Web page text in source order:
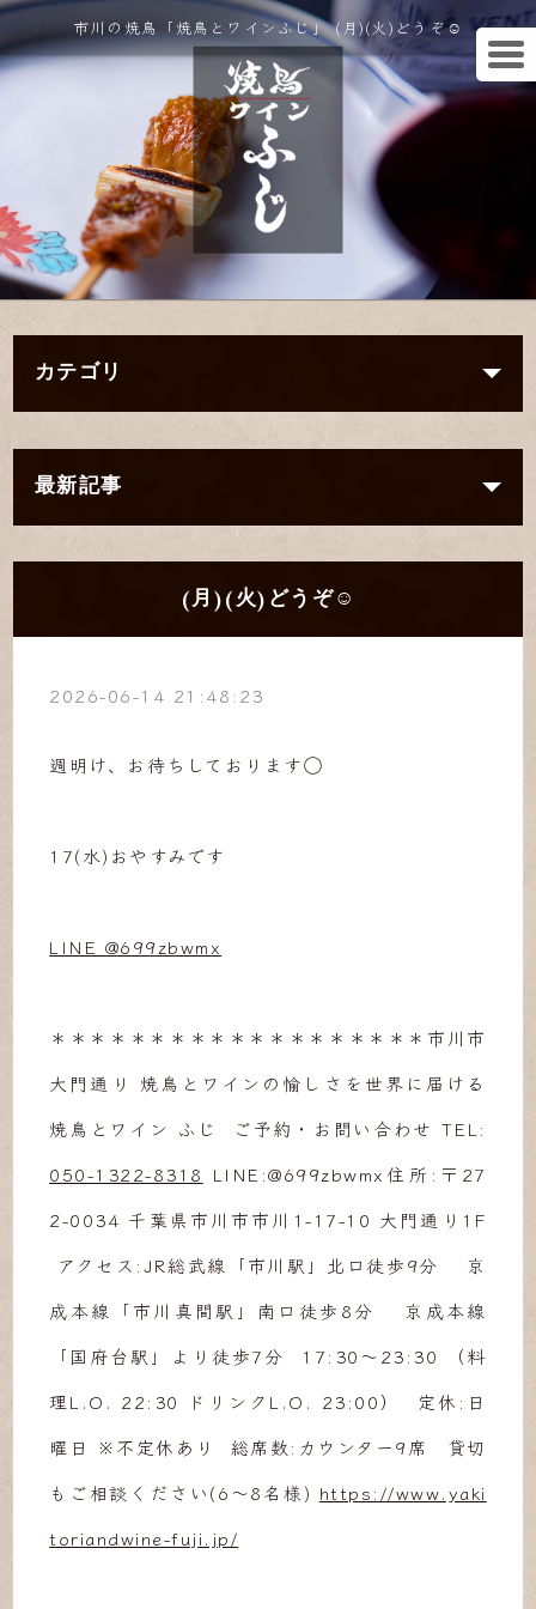
市川の焼鳥「焼鳥とワインふじ」 (月)(火)どうぞ☺︎
カテゴリ
最新記事
(月)(火)どうぞ☺︎
2026-06-14 21:48:23
週明け、お待ちしております◯
17(水)おやすみです
LINE @699zbwmx
＊＊＊＊＊＊＊＊＊＊＊＊＊＊＊＊＊＊＊市川市
大門通り 焼鳥とワインの愉しさを世界に届ける
焼鳥とワイン ふじ ご予約・お問い合わせ TEL:
050-1322-8318 LINE:@699zbwmx住所:〒27
2-0034 千葉県市川市市川1-17-10 大門通り1F
アクセス:JR総武線「市川駅」北口徒歩9分 京
成本線「市川真間駅」南口徒歩8分 京成本線
「国府台駅」より徒歩7分 17:30～23:30 （料
理L.O. 22:30 ドリンクL.O. 23:00） 定休:日
曜日 ※不定休あり 総席数:カウンター9席 貸切
もご相談ください(6〜8名様) https://www.yaki
toriandwine-fuji.jp/